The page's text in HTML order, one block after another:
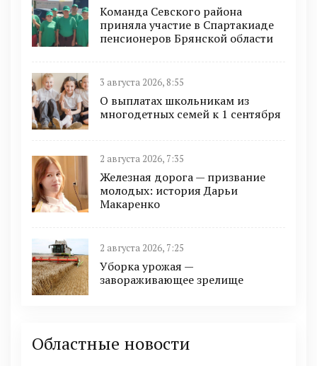
Команда Севского района
приняла участие в Спартакиаде
пенсионеров Брянской области
3 августа 2026, 8:55
О выплатах школьникам из
многодетных семей к 1 сентября
2 августа 2026, 7:35
Железная дорога — призвание
молодых: история Дарьи
Макаренко
2 августа 2026, 7:25
Уборка урожая —
завораживающее зрелище
Областные новости